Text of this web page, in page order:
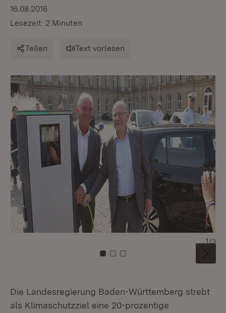
16.08.2016
Lesezeit: 2 Minuten
Teilen Text vorlesen
Zu Kachel: 0
Zu Kachel: 1
Zu Kachel: 2
1/3
Die Landesregierung Baden-Württemberg strebt
als Klimaschutzziel eine 20-prozentige